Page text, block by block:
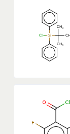
广州市